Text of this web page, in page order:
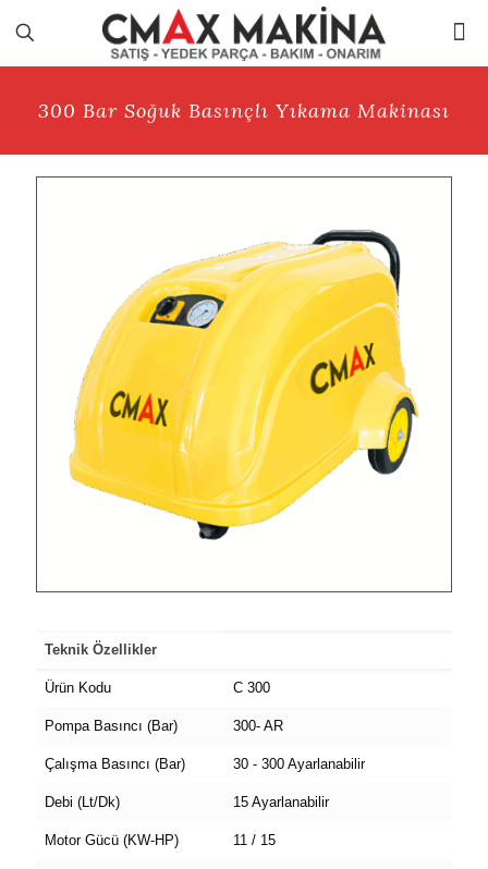
300 Bar Soğuk Basınçlı Yıkama Makinası
Teknik Özellikler
Ürün Kodu C 300
Pompa Basıncı (Bar) 300- AR
Çalışma Basıncı (Bar) 30 - 300 Ayarlanabilir
Debi (Lt/Dk) 15 Ayarlanabilir
Motor Gücü (KW-HP) 11 / 15